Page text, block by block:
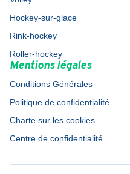
Hockey-sur-glace
Rink-hockey
Roller-hockey
Mentions légales
Conditions Générales
Politique de confidentialité
Charte sur les cookies
Centre de confidentialité